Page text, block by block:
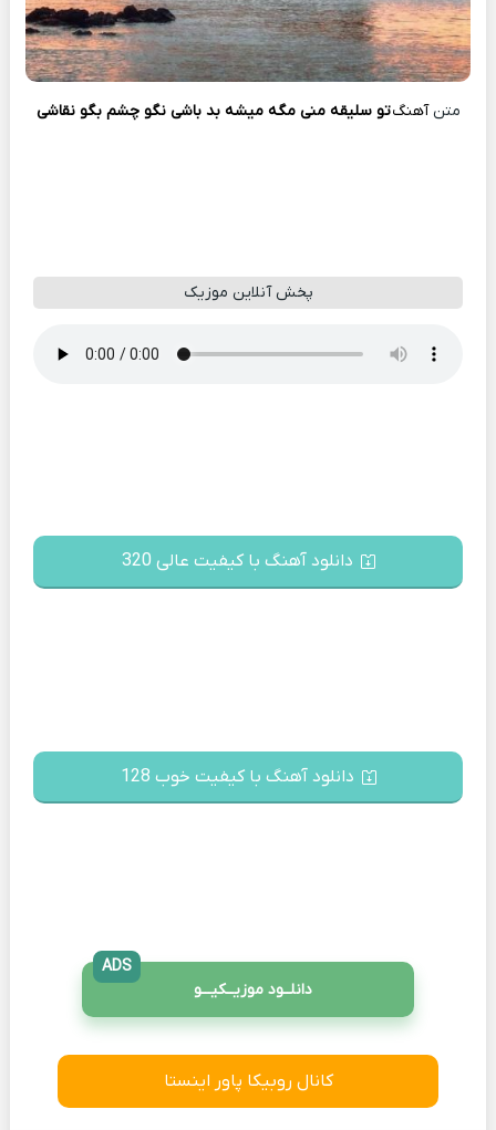
متنآهنگتو سلیقه منی مگه میشه بد باشی نگو چشم بگو نقاشی
پخش آنلاین موزیک
دانلود آهنگ با کیفیت عالی 320
دانلود آهنگ با کیفیت خوب 128
دانلــود موزیــکیـــو
ADS
کانال روبیکا پاور اینستا